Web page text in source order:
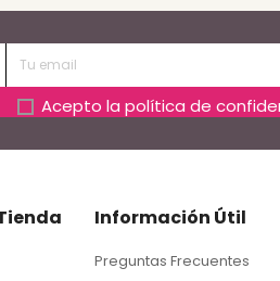
Acepto la política de
Información Útil
Preguntas Frecuentes